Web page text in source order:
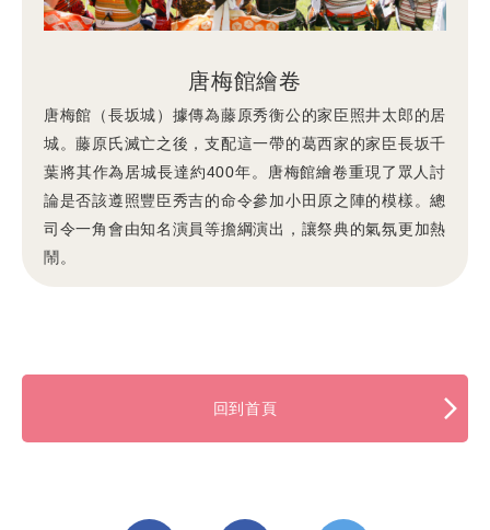
唐梅館繪卷
唐梅館（長坂城）據傳為藤原秀衡公的家臣照井太郎的居
城。藤原氏滅亡之後，支配這一帶的葛西家的家臣長坂千
葉將其作為居城長達約400年。唐梅館繪卷重現了眾人討
論是否該遵照豐臣秀吉的命令參加小田原之陣的模樣。總
司令一角會由知名演員等擔綱演出，讓祭典的氣氛更加熱
鬧。
回到首頁